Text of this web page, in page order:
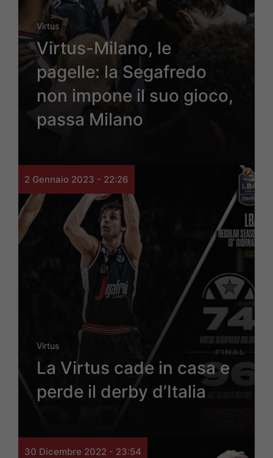
Virtus
Virtus-Milano, le
pagelle: la Segafredo
non impone il suo gioco,
passa Milano
2 Gennaio 2023 - 22:26
Virtus
La Virtus cade in casa e
perde il derby d’Italia
30 Dicembre 2022 - 23:54